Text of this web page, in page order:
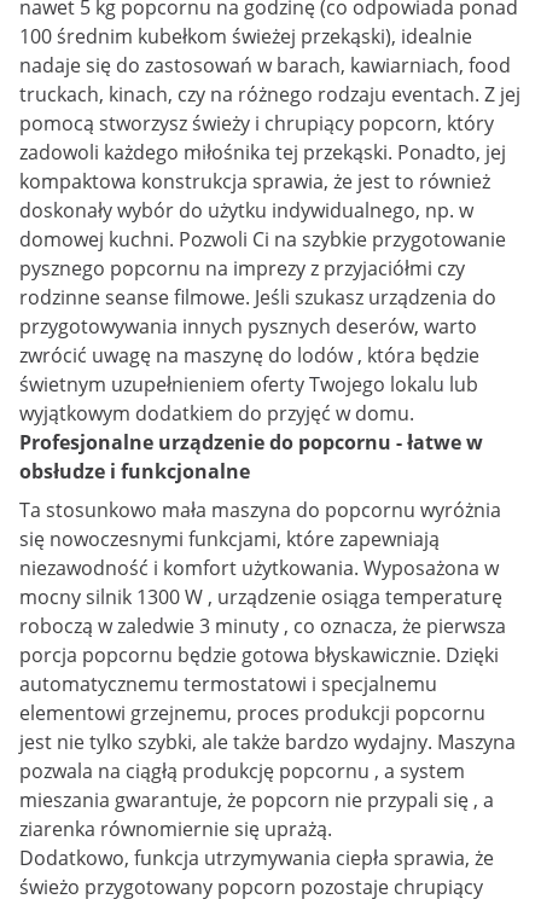
nawet 5 kg popcornu na godzinę (co odpowiada ponad
100 średnim kubełkom świeżej przekąski), idealnie
nadaje się do zastosowań w barach, kawiarniach, food
truckach, kinach, czy na różnego rodzaju eventach. Z jej
pomocą stworzysz świeży i chrupiący popcorn, który
zadowoli każdego miłośnika tej przekąski. Ponadto, jej
kompaktowa konstrukcja sprawia, że jest to również
doskonały wybór do użytku indywidualnego, np. w
domowej kuchni. Pozwoli Ci na szybkie przygotowanie
pysznego popcornu na imprezy z przyjaciółmi czy
rodzinne seanse filmowe. Jeśli szukasz urządzenia do
przygotowywania innych pysznych deserów, warto
zwrócić uwagę na maszynę do lodów , która będzie
świetnym uzupełnieniem oferty Twojego lokalu lub
wyjątkowym dodatkiem do przyjęć w domu.
Profesjonalne urządzenie do popcornu - łatwe w
obsłudze i funkcjonalne
Ta stosunkowo mała maszyna do popcornu wyróżnia
się nowoczesnymi funkcjami, które zapewniają
niezawodność i komfort użytkowania. Wyposażona w
mocny silnik 1300 W , urządzenie osiąga temperaturę
roboczą w zaledwie 3 minuty , co oznacza, że pierwsza
porcja popcornu będzie gotowa błyskawicznie. Dzięki
automatycznemu termostatowi i specjalnemu
elementowi grzejnemu, proces produkcji popcornu
jest nie tylko szybki, ale także bardzo wydajny. Maszyna
pozwala na ciągłą produkcję popcornu , a system
mieszania gwarantuje, że popcorn nie przypali się , a
ziarenka równomiernie się uprażą.
Dodatkowo, funkcja utrzymywania ciepła sprawia, że
świeżo przygotowany popcorn pozostaje chrupiący